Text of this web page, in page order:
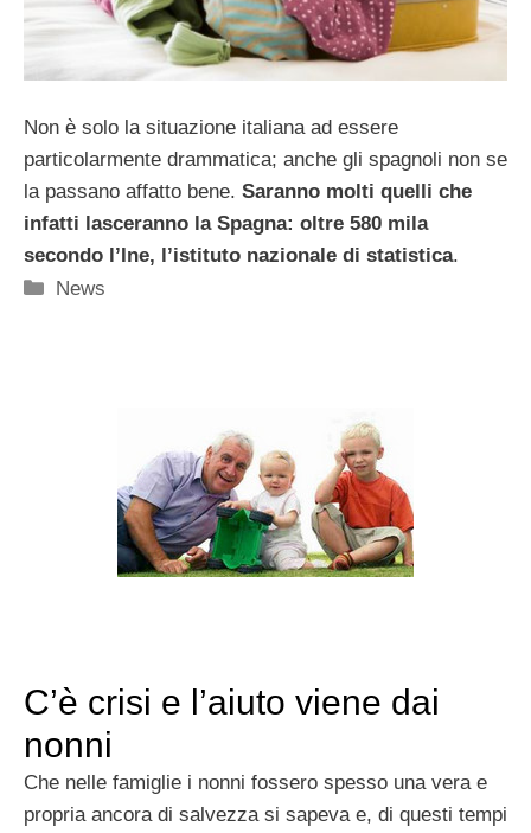
Non è solo la situazione italiana ad essere
particolarmente drammatica; anche gli spagnoli non se
la passano affatto bene. Saranno molti quelli che
infatti lasceranno la Spagna: oltre 580 mila
secondo l’Ine, l’istituto nazionale di statistica.
Categorie
News
C’è crisi e l’aiuto viene dai
nonni
Che nelle famiglie i nonni fossero spesso una vera e
propria ancora di salvezza si sapeva e, di questi tempi